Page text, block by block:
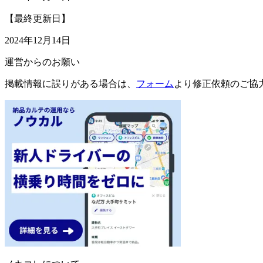
【最終更新日】
2024年12月14日
運営からのお願い
掲載情報に誤りがある場合は、 フォーム より修正依頼のご協